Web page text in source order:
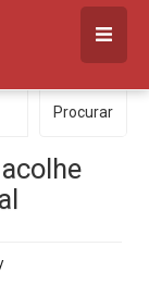
Procurar